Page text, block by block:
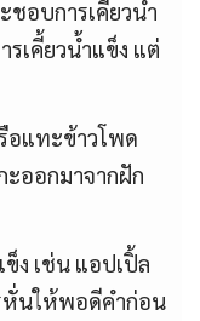
อบการเคี้ยวน้ำ
เคี้ยวน้ำแข็ง แต่
อแทะข้าวโพด
ออกมาจากฝัก
ง เช่น แอปเปิ้ล
หั่นให้พอดีคำก่อน